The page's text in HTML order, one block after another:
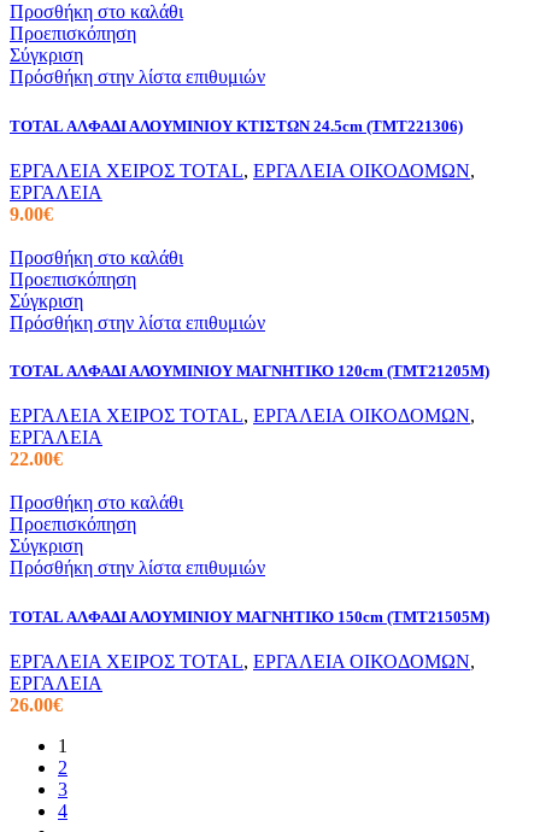
Προσθήκη στο καλάθι
Προεπισκόπηση
Σύγκριση
Πρόσθήκη στην λίστα επιθυμιών
TOTAL ΑΛΦΑΔΙ ΑΛΟΥΜΙΝΙΟΥ ΚΤΙΣΤΩΝ 24.5cm (TMT221306)
ΕΡΓΑΛΕΙΑ ΧΕΙΡΟΣ TOTAL, ΕΡΓΑΛΕΙΑ ΟΙΚΟΔΟΜΩΝ,
ΕΡΓΑΛΕΙΑ
9.00€
Προσθήκη στο καλάθι
Προεπισκόπηση
Σύγκριση
Πρόσθήκη στην λίστα επιθυμιών
TOTAL ΑΛΦΑΔΙ ΑΛΟΥΜΙΝΙΟΥ ΜΑΓΝΗΤΙΚΟ 120cm (TMT21205M)
ΕΡΓΑΛΕΙΑ ΧΕΙΡΟΣ TOTAL, ΕΡΓΑΛΕΙΑ ΟΙΚΟΔΟΜΩΝ,
ΕΡΓΑΛΕΙΑ
22.00€
Προσθήκη στο καλάθι
Προεπισκόπηση
Σύγκριση
Πρόσθήκη στην λίστα επιθυμιών
TOTAL ΑΛΦΑΔΙ ΑΛΟΥΜΙΝΙΟΥ ΜΑΓΝΗΤΙΚΟ 150cm (TMT21505M)
ΕΡΓΑΛΕΙΑ ΧΕΙΡΟΣ TOTAL, ΕΡΓΑΛΕΙΑ ΟΙΚΟΔΟΜΩΝ,
ΕΡΓΑΛΕΙΑ
26.00€
1
2
3
4